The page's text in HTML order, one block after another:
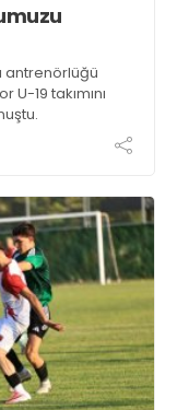
antrenörlüğü
19 takımını